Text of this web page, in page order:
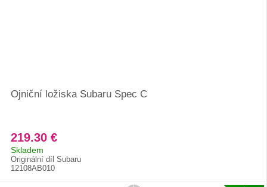
Ojniční ložiska Subaru Spec C
219.30 €
Skladem
Originální díl Subaru
12108AB010